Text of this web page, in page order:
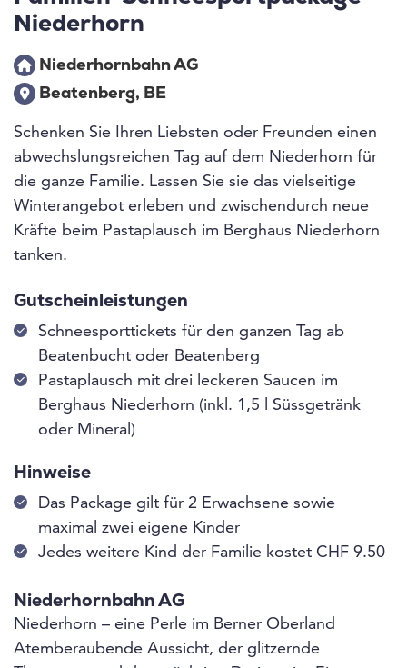
Niederhorn
Niederhornbahn AG
Beatenberg, BE
Schenken Sie Ihren Liebsten oder Freunden einen
abwechslungsreichen Tag auf dem Niederhorn für
die ganze Familie. Lassen Sie sie das vielseitige
Winterangebot erleben und zwischendurch neue
Kräfte beim Pastaplausch im Berghaus Niederhorn
tanken.
Gutscheinleistungen
Schneesporttickets für den ganzen Tag ab
Beatenbucht oder Beatenberg
Pastaplausch mit drei leckeren Saucen im
Berghaus Niederhorn (inkl. 1,5 l Süssgetränk
oder Mineral)
Hinweise
Das Package gilt für 2 Erwachsene sowie
maximal zwei eigene Kinder
Jedes weitere Kind der Familie kostet CHF 9.50
Niederhornbahn AG
Niederhorn – eine Perle im Berner Oberland
Atemberaubende Aussicht, der glitzernde